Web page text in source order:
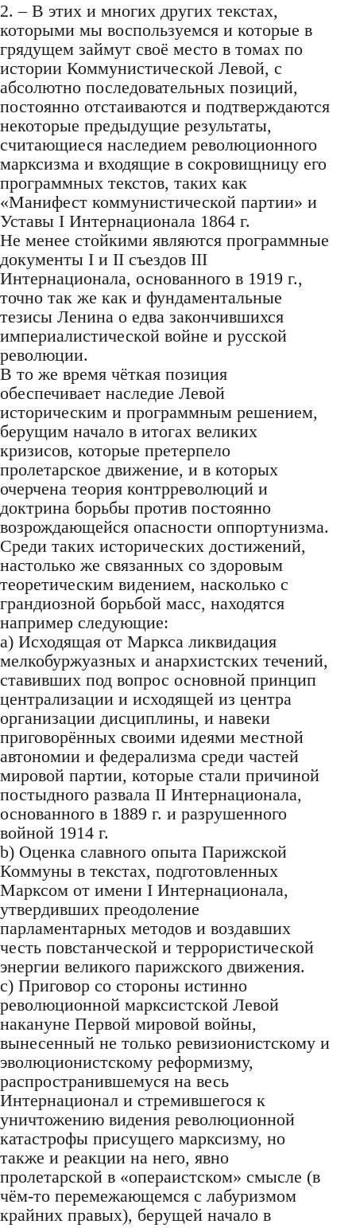
2. – В этих и многих других текстах,
которыми мы воспользуемся и которые в
грядущем займут своё место в томах по
истории Коммунистической Левой, с
абсолютно последовательных позиций,
постоянно отстаиваются и подтверждаются
некоторые предыдущие результаты,
считающиеся наследием революционного
марксизма и входящие в сокровищницу его
программных текстов, таких как
«Манифест коммунистической партии» и
Уставы I Интернационала 1864 г.
Не менее стойкими являются программные
документы I и II съездов III
Интернационала, основанного в 1919 г.,
точно так же как и фундаментальные
тезисы Ленина о едва закончившихся
империалистической войне и русской
революции.
В то же время чёткая позиция
обеспечивает наследие Левой
историческим и программным решением,
берущим начало в итогах великих
кризисов, которые претерпело
пролетарское движение, и в которых
очерчена теория контрреволюций и
доктрина борьбы против постоянно
возрождающейся опасности оппортунизма.
Среди таких исторических достижений,
настолько же связанных со здоровым
теоретическим видением, насколько с
грандиозной борьбой масс, находятся
например следующие:
a) Исходящая от Маркса ликвидация
мелкобуржуазных и анархистских течений,
ставивших под вопрос основной принцип
централизации и исходящей из центра
организации дисциплины, и навеки
приговорённых своими идеями местной
автономии и федерализма среди частей
мировой партии, которые стали причиной
постыдного развала II Интернационала,
основанного в 1889 г. и разрушенного
войной 1914 г.
b) Оценка славного опыта Парижской
Коммуны в текстах, подготовленных
Марксом от имени I Интернационала,
утвердивших преодоление
парламентарных методов и воздавших
честь повстанческой и террористической
энергии великого парижского движения.
c) Приговор со стороны истинно
революционной марксистской Левой
накануне Первой мировой войны,
вынесенный не только ревизионистскому и
эволюционистскому реформизму,
распространившемуся на весь
Интернационал и стремившегося к
уничтожению видения революционной
катастрофы присущего марксизму, но
также и реакции на него, явно
пролетарской в «операистском» смысле (в
чём-то перемежающемся с лабуризмом
крайних правых), берущей начало в